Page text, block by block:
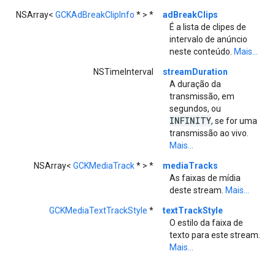
NSArray< GCKAdBreakClipInfo * > *
adBreakClips
É a lista de clipes de
intervalo de anúncio
neste conteúdo. Mais...
NSTimeInterval
streamDuration
A duração da
transmissão, em
segundos, ou
INFINITY, se for uma
transmissão ao vivo.
Mais...
NSArray< GCKMediaTrack* > *
mediaTracks
As faixas de mídia
deste stream. Mais...
GCKMediaTextTrackStyle *
textTrackStyle
O estilo da faixa de
texto para este stream.
Mais...